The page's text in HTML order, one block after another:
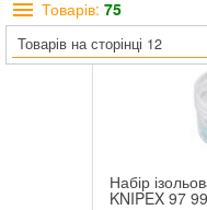
Товарів: 75
Товарів на сторінці 12
Набір
KNIPEX 97